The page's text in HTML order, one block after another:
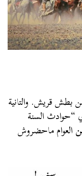
بطش قريش. والتانية
“حوادث السنة
العوام ماحضروش